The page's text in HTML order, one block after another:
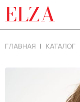
ELZA
ГЛАВНАЯ КАТАЛОГ